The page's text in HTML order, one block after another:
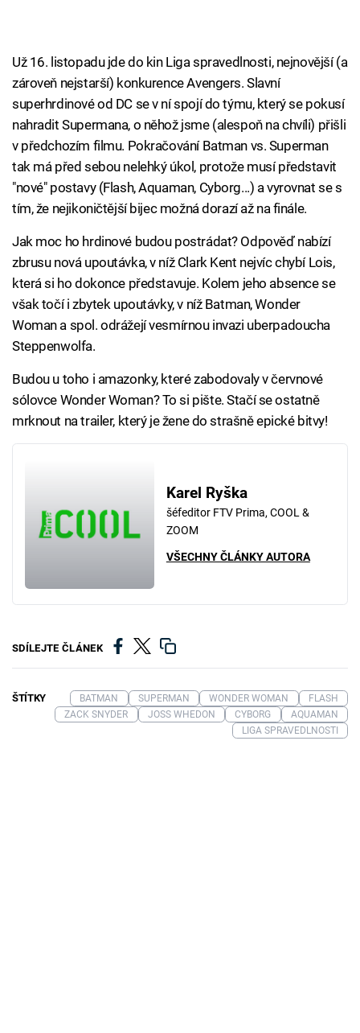
Už 16. listopadu jde do kin Liga spravedlnosti, nejnovější (a
zároveň nejstarší) konkurence Avengers. Slavní
superhrdinové od DC se v ní spojí do týmu, který se pokusí
nahradit Supermana, o něhož jsme (alespoň na chvíli) přišli
v předchozím filmu. Pokračování Batman vs. Superman
tak má před sebou nelehký úkol, protože musí představit
"nové" postavy (Flash, Aquaman, Cyborg...) a vyrovnat se s
tím, že nejikoničtější bijec možná dorazí až na finále.
Jak moc ho hrdinové budou postrádat? Odpověď nabízí
zbrusu nová upoutávka, v níž Clark Kent nejvíc chybí Lois,
která si ho dokonce představuje. Kolem jeho absence se
však točí i zbytek upoutávky, v níž Batman, Wonder
Woman a spol. odrážejí vesmírnou invazi uberpadoucha
Steppenwolfa.
Budou u toho i amazonky, které zabodovaly v červnové
sólovce Wonder Woman? To si pište. Stačí se ostatně
mrknout na trailer, který je žene do strašně epické bitvy!
Karel Ryška
šéfeditor FTV Prima, COOL &
ZOOM
VŠECHNY ČLÁNKY AUTORA
SDÍLEJTE ČLÁNEK
ŠTÍTKY BATMAN SUPERMAN WONDER WOMAN
FLASH
ZACK SNYDER
JOSS WHEDON CYBORG
AQUAMAN
LIGA SPRAVEDLNOSTI